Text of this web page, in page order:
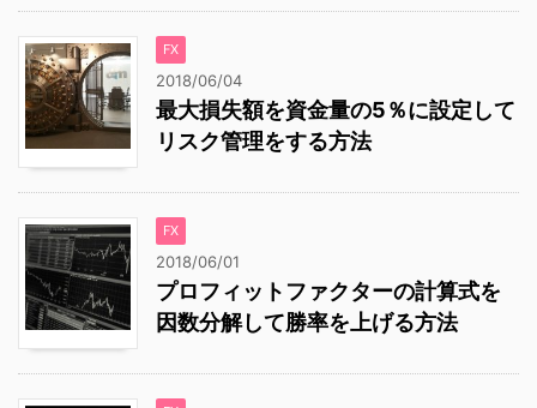
FX
2018/06/04
最大損失額を資金量の5％に設定して
リスク管理をする方法
FX
2018/06/01
プロフィットファクターの計算式を
因数分解して勝率を上げる方法